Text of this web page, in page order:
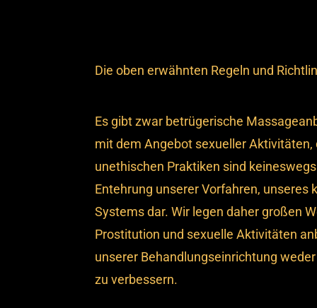
Die oben erwähnten Regeln und
Es gibt zwar betrügerische
mit dem Angebot sexueller
unethischen Praktiken sind
Entehrung unserer Vorfahren,
Systems dar. Wir legen daher großen
Prostitution und sexuelle Aktivitäten
unserer Behandlungseinrichtung
zu verbessern.